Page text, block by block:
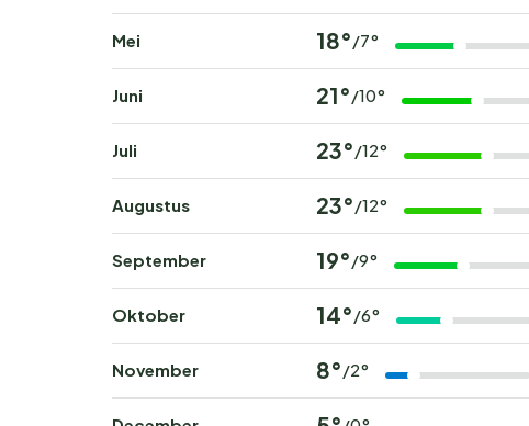
Mei 18°/7°
Juni 21°/10°
Juli 23°/12°
Augustus 23°/12°
September 19°/9°
Oktober 14°/6°
November 8°/2°